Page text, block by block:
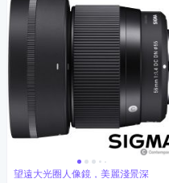
望遠大光圈人像鏡，美麗淺景深